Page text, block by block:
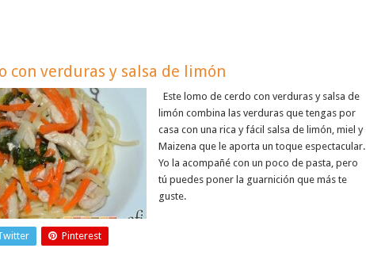
con verduras y salsa de limón
Este lomo de cerdo con verduras y salsa de
limón combina las verduras que tengas por
casa con una rica y fácil salsa de limón, miel y
Maizena que le aporta un toque espectacular.
Yo la acompañé con un poco de pasta, pero
tú puedes poner la guarnición que más te
guste.
Pinterest